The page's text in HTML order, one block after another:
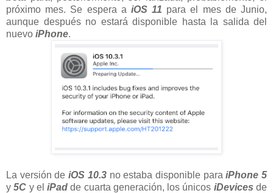
próximo mes. Se espera a iOS 11 para el mes de Junio,
aunque después no estará disponible hasta la salida del
nuevo iPhone.
La versión deiOS 10.3no estaba disponible paraiPhone 5
y5C y eliPad de cuarta generación, los únicos iDevices de